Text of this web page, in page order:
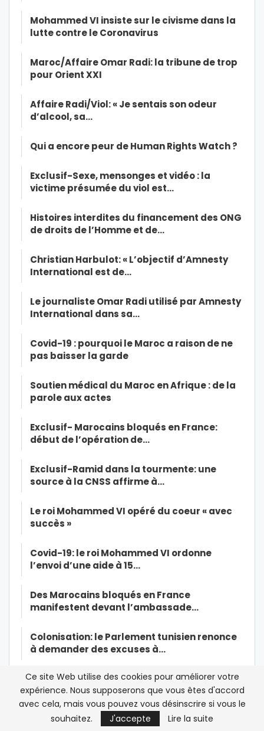
Mohammed VI insiste sur le civisme dans la
lutte contre le Coronavirus
Maroc/Affaire Omar Radi: la tribune de trop
pour Orient XXI
Affaire Radi/Viol: « Je sentais son odeur
d’alcool, sa…
Qui a encore peur de Human Rights Watch ?
Exclusif-Sexe, mensonges et vidéo : la
victime présumée du viol est…
Histoires interdites du financement des ONG
de droits de l’Homme et de…
Christian Harbulot: « L’objectif d’Amnesty
International est de…
Le journaliste Omar Radi utilisé par Amnesty
International dans sa…
Covid-19 : pourquoi le Maroc a raison de ne
pas baisser la garde
Soutien médical du Maroc en Afrique : de la
parole aux actes
Exclusif- Marocains bloqués en France:
début de l’opération de…
Exclusif-Ramid dans la tourmente: une
source à la CNSS affirme à…
Le roi Mohammed VI opéré du coeur « avec
succès »
Covid-19: le roi Mohammed VI ordonne
l’envoi d’une aide à 15…
Des Marocains bloqués en France
manifestent devant l’ambassade…
Colonisation: le Parlement tunisien renonce
à demander des excuses à…
Quand la production des masques au Maroc
suscite un fort engouement
Nouvelle allégation algérienne: la
Ce site Web utilise des cookies pour améliorer votre
expérience. Nous supposerons que vous êtes d'accord
avec cela, mais vous pouvez vous désinscrire si vous le
souhaitez.
J'accepte Lire la suite